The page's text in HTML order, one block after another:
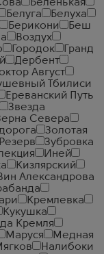
Беленькая
Белуга
Белуха
Берикони
Беш
Воздух
Городок
Гранд
Дербент
Август
Тбилиси
Ереванский Путь
Звезда
Севера
Золотая
Зубровка
Иней
Кизлярский
Александрова
Кремлевка
Кукушка
Кремля
Маруся
Медная
Налибоки